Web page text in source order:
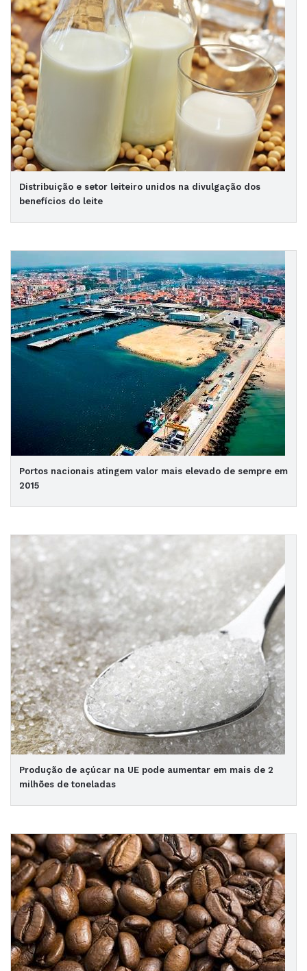
Distribuição e setor leiteiro unidos na divulgação dos
benefícios do leite
Portos nacionais atingem valor mais elevado de sempre em
2015
Produção de açúcar na UE pode aumentar em mais de 2
milhões de toneladas